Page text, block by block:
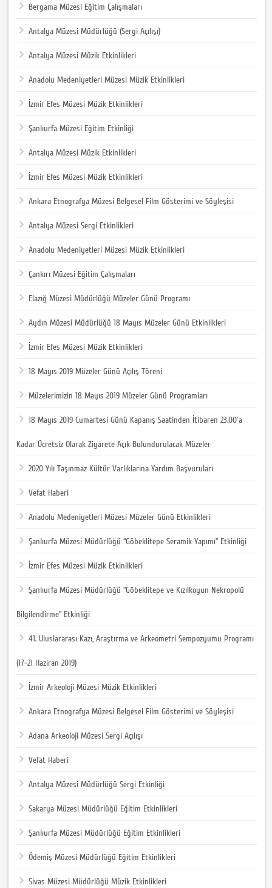
Bergama Müzesi Eğitim Çalışmaları
Antalya Müzesi Müdürlüğü (Sergi Açılışı)
Antalya Müzesi Müzik Etkinlikleri
Anadolu Medeniyetleri Müzesi Müzik Etkinlikleri
İzmir Efes Müzesi Müzik Etkinlikleri
Şanlıurfa Müzesi Eğitim Etkinliği
Antalya Müzesi Müzik Etkinlikleri
İzmir Efes Müzesi Müzik Etkinlikleri
Ankara Etnografya Müzesi Belgesel Film Gösterimi ve Söyleşisi
Antalya Müzesi Sergi Etkinlikleri
Anadolu Medeniyetleri Müzesi Müzik Etkinlikleri
Çankırı Müzesi Eğitim Çalışmaları
Elazığ Müzesi Müdürlüğü Müzeler Günü Programı
Aydın Müzesi Müdürlüğü 18 Mayıs Müzeler Günü Etkinlikleri
İzmir Efes Müzesi Müzik Etkinlikleri
18 Mayıs 2019 Müzeler Günü Açılış Töreni
Müzelerimizin 18 Mayıs 2019 Müzeler Günü Programları
18 Mayıs 2019 Cumartesi Günü Kapanış Saatinden İtibaren 23.00'a
Kadar Ücretsiz Olarak Ziyarete Açık Bulundurulacak Müzeler
2020 Yılı Taşınmaz Kültür Varlıklarına Yardım Başvuruları
Vefat Haberi
Anadolu Medeniyetleri Müzesi Müzeler Günü Etkinlikleri
Şanlıurfa Müzesi Müdürlüğü “Göbeklitepe Seramik Yapımı” Etkinliği
İzmir Efes Müzesi Müzik Etkinlikleri
Şanlıurfa Müzesi Müdürlüğü “Göbeklitepe ve Kızılkoyun Nekropolü
Bilgilendirme” Etkinliği
41. Uluslararası Kazı, Araştırma ve Arkeometri Sempozyumu Programı
(17-21 Haziran 2019)
İzmir Arkeoloji Müzesi Müzik Etkinlikleri
Ankara Etnografya Müzesi Belgesel Film Gösterimi ve Söyleşisi
Adana Arkeoloji Müzesi Sergi Açılışı
Vefat Haberi
Antalya Müzesi Müdürlüğü Sergi Etkinliği
Sakarya Müzesi Müdürlüğü Eğitim Etkinlikleri
Şanlıurfa Müzesi Müdürlüğü Eğitim Etkinlikleri
Ödemiş Müzesi Müdürlüğü Eğitim Etkinlikleri
Sivas Müzesi Müdürlüğü Müzik Etkinlikleri